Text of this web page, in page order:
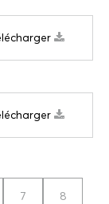
7 8